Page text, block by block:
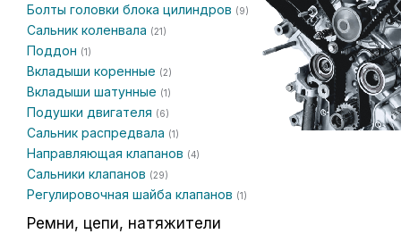
Болты головки блока цилиндров (9)
Сальник коленвала (21)
Поддон (1)
Вкладыши коренные (2)
Вкладыши шатунные (1)
Подушки двигателя (6)
Сальник распредвала (1)
Направляющая клапанов (4)
Сальники клапанов (29)
Регулировочная шайба клапанов (1)
Ремни, цепи, натяжители